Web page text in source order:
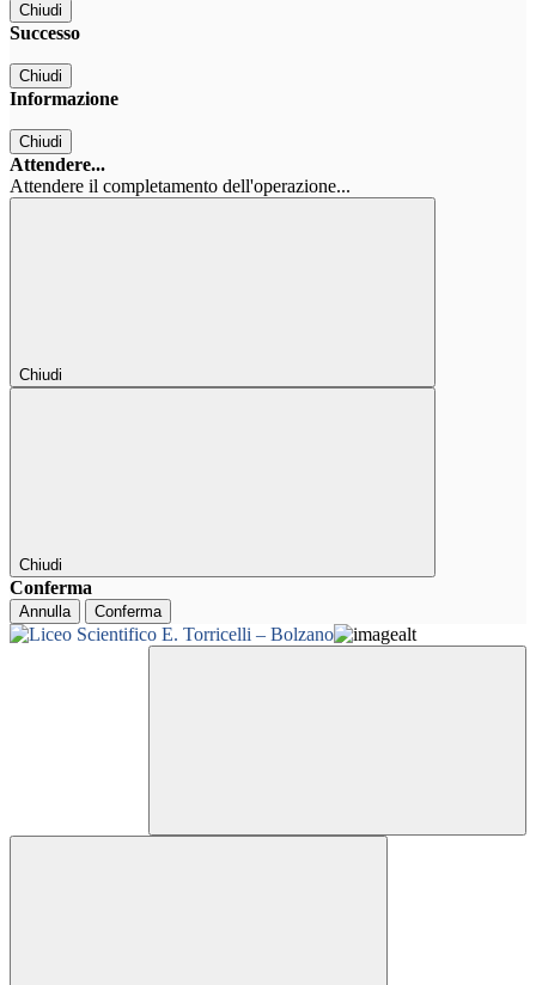
Chiudi
Successo
Chiudi
Informazione
Chiudi
Attendere...
Attendere il completamento dell'operazione...
Chiudi
Chiudi
Conferma
Annulla Conferma